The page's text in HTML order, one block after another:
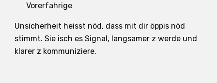
Vorerfahrige
Unsicherheit heisst nöd, dass mit dir öppis nöd
stimmt. Sie isch es Signal, langsamer z werde und
klarer z kommuniziere.